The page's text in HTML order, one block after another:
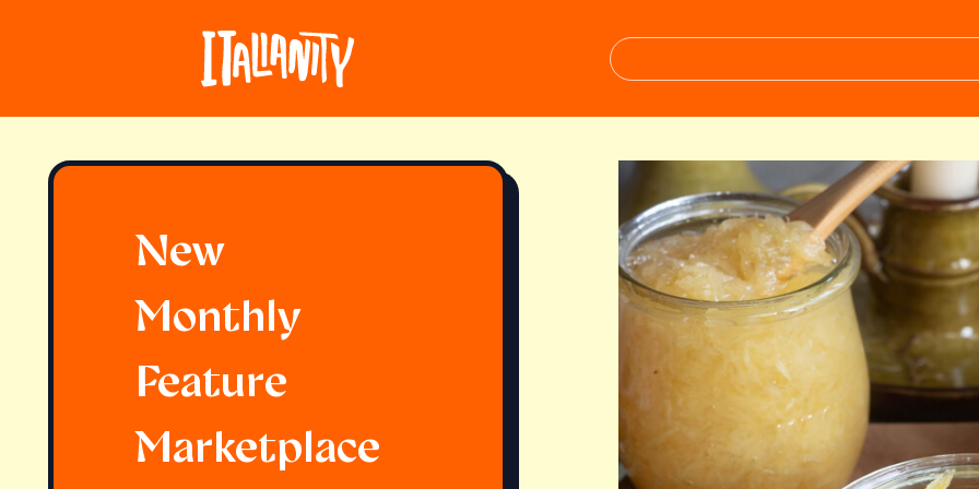
New
Monthly
Feature
Marketplace